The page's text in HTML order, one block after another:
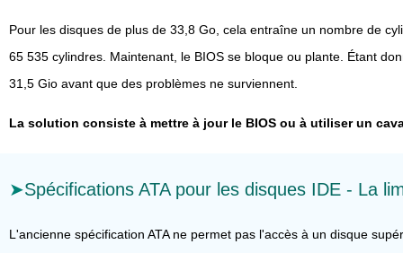
Pour les disques de plus de 33,8 Go, cela entraîne un nombre de
65 535 cylindres. Maintenant, le BIOS se bloque ou plante. Étant
31,5 Gio avant que des problèmes ne surviennent.
La solution consiste à mettre à jour le BIOS ou à utiliser un
Spécifications ATA pour les disques IDE - La
L'ancienne spécification ATA ne permet pas l'accès à un disque